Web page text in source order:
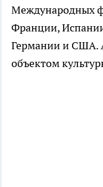
Международных
Франции,
Германии и США.
объектом